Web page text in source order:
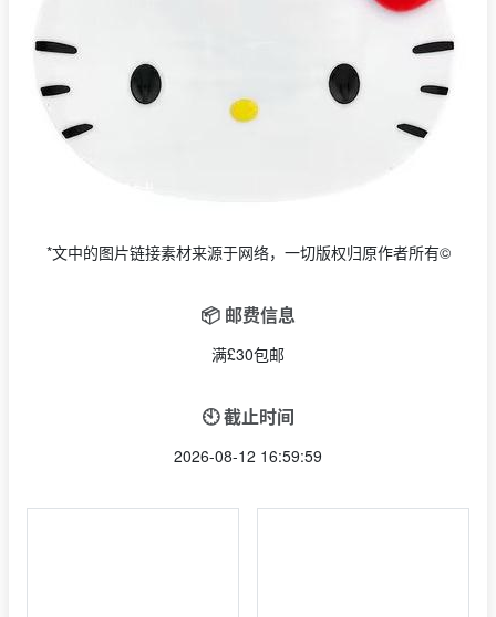
*文中的图片链接素材来源于网络，一切版权归原作者所有©
📦 邮费信息
满£30包邮
🕙 截止时间
2026-08-12 16:59:59